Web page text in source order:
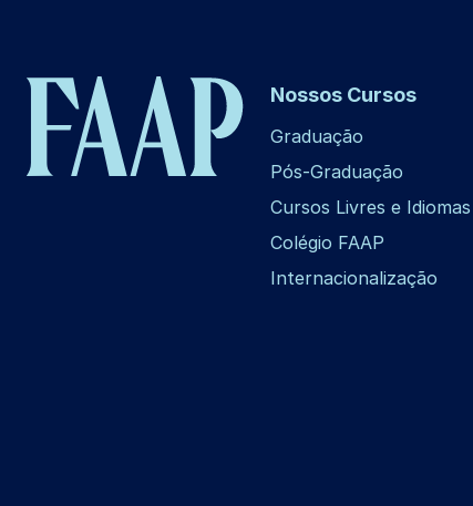
Nossos Cursos
Graduação
Pós-Graduação
Cursos Livres e Idiomas
Colégio FAAP
Internacionalização